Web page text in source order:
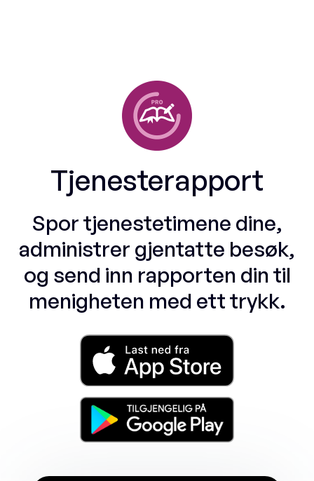
Tjenesterapport
Spor tjenestetimene dine,
administrer gjentatte besøk,
og send inn rapporten din til
menigheten med ett trykk.